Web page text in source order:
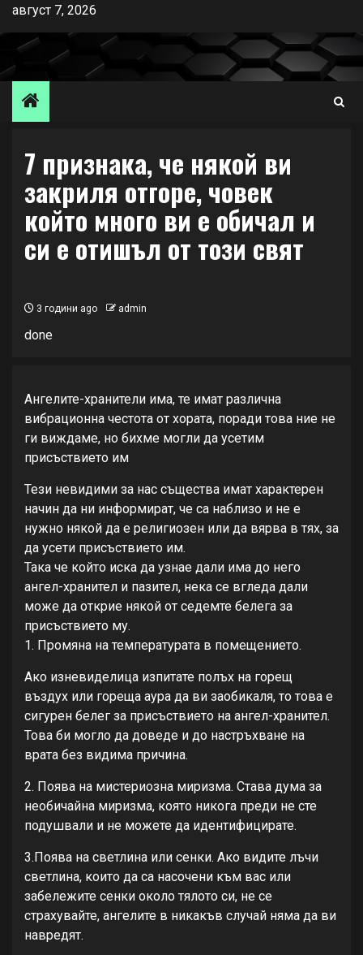
Skip
content
август 7, 2026
7 признака, че някой ви
закриля отгоре, човек
който много ви е обичал и
си е отишъл от този свят
3 години ago admin
done
Ангелите-хранители има, те имат различна
вибрационна честота от хората, поради това ние не
ги виждаме, но бихме могли да усетим
присъствието им
Тези невидими за нас същества имат характерен
начин да ни информират, че са наблизо и не е
нужно някой да е религиозен или да вярва в тях, за
да усети присъствието им.
Така че който иска да узнае дали има до него
ангел-хранител и пазител, нека се вгледа дали
може да открие някой от седемте белега за
присъствието му.
1. Промяна на температурата в помещението.
Ако изневиделица изпитате полъх на горещ
въздух или гореща аура да ви заобикаля, то това е
сигурен белег за присъствието на ангел-хранител.
Това би могло да доведе и до настръхване на
врата без видима причина.
2. Поява на мистериозна миризма. Става дума за
необичайна миризма, която никога преди не сте
подушвали и не можете да идентифицирате.
3.Поява на светлина или сенки. Ако видите лъчи
светлина, които да са насочени към вас или
забележите сенки около тялото си, не се
страхувайте, ангелите в никакъв случай няма да ви
навредят.